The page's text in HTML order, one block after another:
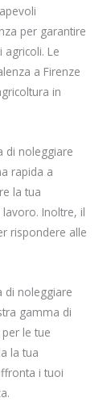
per garantire
Le
a Firenze
in
di noleggiare
rapida a
la tua
Inoltre, il
rispondere alle
di noleggiare
gamma di
le tue
la tua
i tuoi